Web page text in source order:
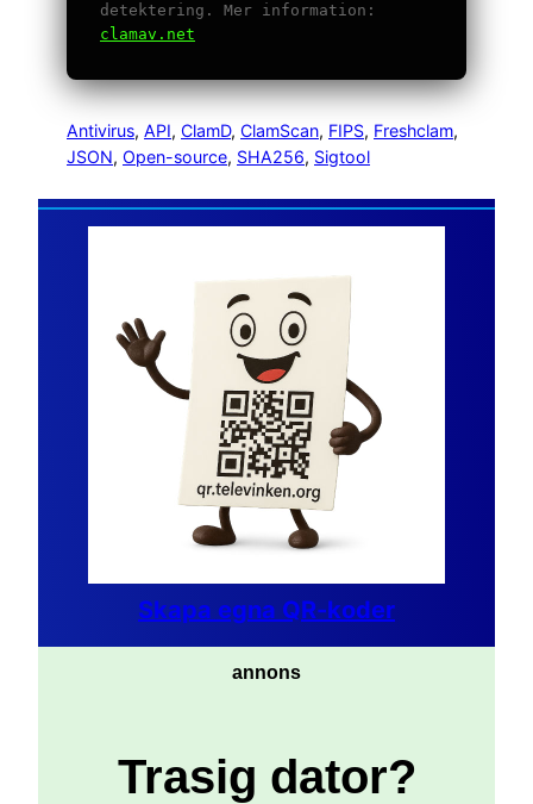
detektering. Mer information:
clamav.net
Antivirus, API, ClamD, ClamScan, FIPS, Freshclam
JSON, Open-source, SHA256, Sigtool
Skapa egna QR-koder
annons
Trasig dator?